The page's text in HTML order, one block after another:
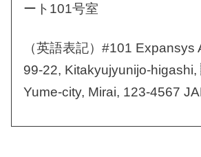
ート101号室
（英語表記）#101 Expansys
99-22, Kitakyujyunijo-
Yume-city, Mirai, 123-4567